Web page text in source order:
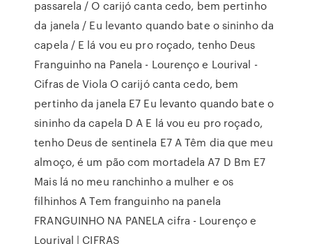
passarela / O carijó canta cedo, bem pertinho
da janela / Eu levanto quando bate o sininho da
capela / E lá vou eu pro roçado, tenho Deus
Franguinho na Panela - Lourenço e Lourival -
Cifras de Viola O carijó canta cedo, bem
pertinho da janela E7 Eu levanto quando bate o
sininho da capela D A E lá vou eu pro roçado,
tenho Deus de sentinela E7 A Têm dia que meu
almoço, é um pão com mortadela A7 D Bm E7
Mais lá no meu ranchinho a mulher e os
filhinhos A Tem franguinho na panela
FRANGUINHO NA PANELA cifra - Lourenço e
Lourival | CIFRAS